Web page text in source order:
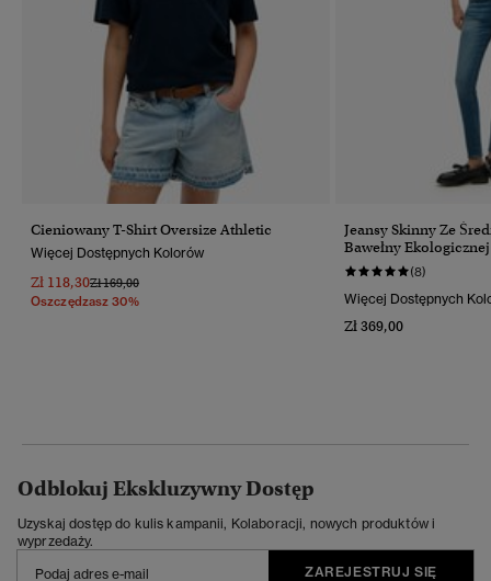
Cieniowany T-Shirt Oversize Athletic
Więcej Dostępnych Kolorów
Zł 118,30Cena Obniżona Od
Zł 169,00Do
Oszczędzasz 30%
Jeansy Skinny Ze
Bawełny Ekologicznej
(8)
Więcej Dostępnych
Zł 369,00
Odblokuj Ekskluzywny Dostęp
Uzyskaj dostęp do kulis kampanii, Kolaboracji, nowych produktów i
wyprzedaży.
ZAREJESTRUJ SIĘ